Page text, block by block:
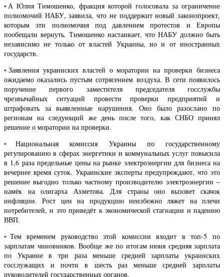
▫️А Юлия Тимошенко, фракция которой голосовала за ограничение
полномочий НАБУ, заявила, что не поддержит новый законопроект,
которым эти полномочия под давлением протестов и Европы
пообещали вернуть. Тимошенко настаивает, что НАБУ должно быть
независимо не только от властей Украины, но и от иностранных
государств.
▫️Заявления украинских властей о моратории на проверки бизнеса
ожидаемо оказались пустым сотрясением воздуха. В сети появилось
поручение первого заместителя председателя госслужбы
чрезвычайных ситуаций провести проверки предприятий и
штрафовать за выявленные нарушения. Оно было разослано по
регионам на следующий же день после того, как СНБО принял
решение о моратории на проверки.
▫️Национальная комиссия Украины по государственному
регулированию в сферах энергетики и коммунальных услуг повысила
в 1,6 раза предельные цены на рынке электроэнергии для бизнеса на
вечернее время суток. Украинские эксперты предупреждают, что это
решение выгодно только частному производителю электроэнергии –
намёк на олигарха Ахметова. Для страны оно вызовет скачок
инфляции. Рост цен на продукцию неизбежно ляжет на плечи
потребителей, и это приведёт к экономической стагнации и падению
ВВП.
▫️Тем временем руководство этой комиссии входит в топ-5 по
зарплатам чиновников. Вообще же по итогам июня средняя зарплата
по Украине в три раза меньше средней зарплаты украинских
госслужащих и почти в шесть раз меньше средней зарплаты
руководителей государственных органов.